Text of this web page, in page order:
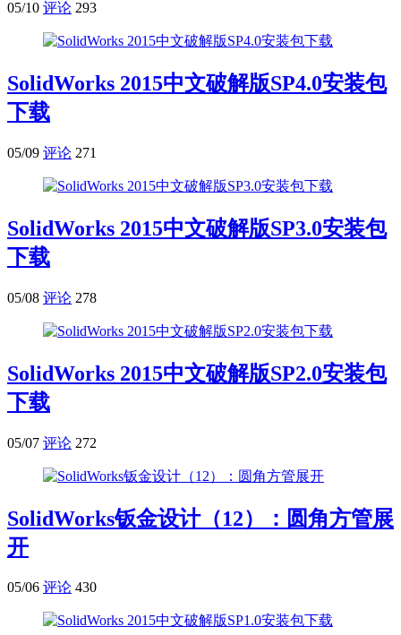
05/10 评论 293
SolidWorks 2015中文破解版SP4.0安装包
下载
05/09 评论 271
SolidWorks 2015中文破解版SP3.0安装包
下载
05/08 评论 278
SolidWorks 2015中文破解版SP2.0安装包
下载
05/07 评论 272
SolidWorks钣金设计（12）：圆角方管展
开
05/06 评论 430